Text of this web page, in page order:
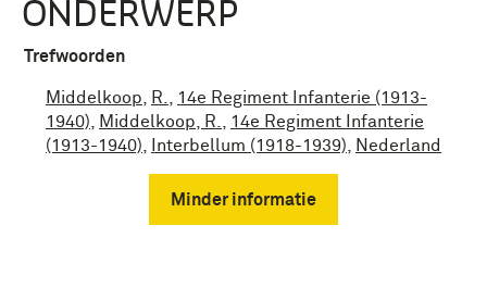
ONDERWERP
Trefwoorden
Middelkoop R.
14e Regiment Infanterie (1913-
1940)
Middelkoop, R.
14e Regiment Infanterie
(1913-1940)
Interbellum (1918-1939) Nederland
Minder informatie